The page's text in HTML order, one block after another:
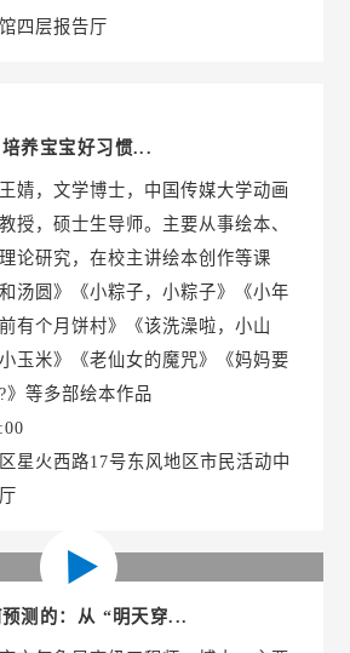
四层报告厅
养宝宝好习惯...
婧，文学博士，中国传媒大学动画
授，硕士生导师。主要从事绘本、
论研究，在校主讲绘本创作等课
汤圆》《小粽子，小粽子》《小年
有个月饼村》《该洗澡啦，小山
玉米》《老仙女的魔咒》《妈妈要
》等多部绘本作品
星火西路17号东风地区市民活动中
测的：从 “明天穿...